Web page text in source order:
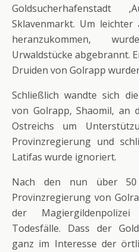
Goldsucherhafenstadt
Sklavenmarkt. Um
heranzukommen,
Urwaldstücke abgebrannt.
Druiden von Golrapp
Schließlich wandte sich
von Golrapp, Shaomil, an
Ostreichs um
Provinzregierung und
Latifas wurde ignoriert.
Nach den nun über
Provinzregierung von
der
Todesfälle. Dass der
ganz im Interesse der